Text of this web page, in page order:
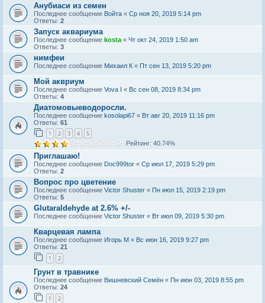
Анубиаси из семен
Последнее сообщение Войта « Ср ноя 20, 2019 5:14 pm
Ответы: 2
Запуск аквариума
Последнее сообщение kosta « Чт окт 24, 2019 1:50 am
Ответы: 3
нимфеи
Последнее сообщение Михаил К « Пт сен 13, 2019 5:20 pm
Мой аквриум
Последнее сообщение Vova I « Вс сен 08, 2019 8:34 pm
Ответы: 4
Диатомовыeводоросли.
Последнее сообщение kosolapi67 « Вт авг 20, 2019 11:16 pm
Ответы: 61
1 2 3 4 5
Рейтинг: 40.74%
Приглашаю!
Последнее сообщение Doc999tor « Ср июл 17, 2019 5:29 pm
Ответы: 2
Вопрос про цветение
Последнее сообщение Victor Shuster « Пн июл 15, 2019 2:19 pm
Ответы: 5
Glutaraldehyde at 2.6% +/-
Последнее сообщение Victor Shuster « Вт июл 09, 2019 5:30 pm
Кварцевая лампа
Последнее сообщение Игорь М « Вс июн 16, 2019 9:27 pm
Ответы: 21
1 2
Грунт в травнике
Последнее сообщение Вишневский Семён « Пн июн 03, 2019 8:55 pm
Ответы: 24
1 2